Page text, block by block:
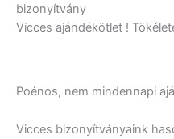
bizonyítvány
Vicces ajándékötlet !
Poénos, nem mindennapi
Vicces bizonyítványaink